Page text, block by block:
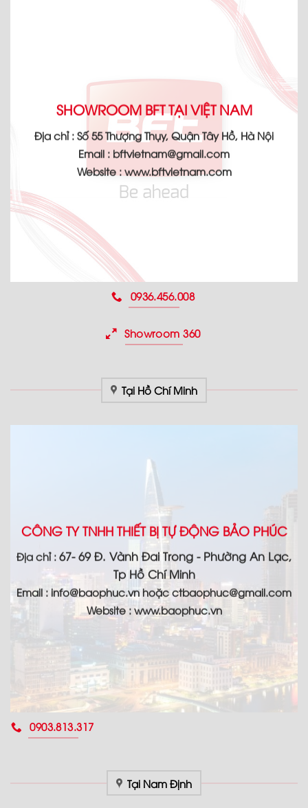
SHOWROOM BFT TẠI VIỆT NAM
Địa chỉ : Số 55 Thượng Thụy, Quận Tây Hồ, Hà Nội
Email : bftvietnam@gmail.com
Website : www.bftvietnam.com
0936.456.008
Showroom 360
Tại Hồ Chí Minh
CÔNG TY TNHH THIẾT BỊ TỰ ĐỘNG BẢO PHÚC
Địa chỉ : 67- 69 Đ. Vành Đai Trong - Phường An Lạc,
Tp Hồ Chí Minh
Email : info@baophuc.vn hoặc ctbaophuc@gmail.com
Website : www.baophuc.vn
0903.813.317
Tại Nam Định